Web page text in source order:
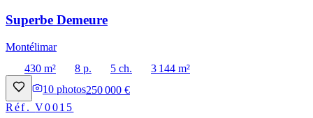
Superbe Demeure
Montélimar
430 m²
8 p. 5 ch.
3 144 m²
10 photos250 000 €
Réf.V0015